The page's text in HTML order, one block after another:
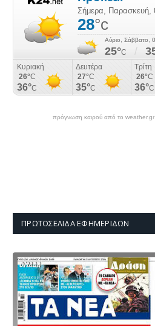
πρόγνωση καιρού από το weather.gr
ΠΡΩΤΟΣΈΛΙΔΑ ΕΦΗΜΕΡΊΔΩΝ